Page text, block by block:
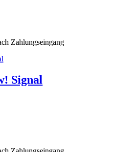
Zahlungseingang
Signal